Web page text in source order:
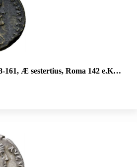
Roma 142 e.Kr. R: Annona stående mot høyre